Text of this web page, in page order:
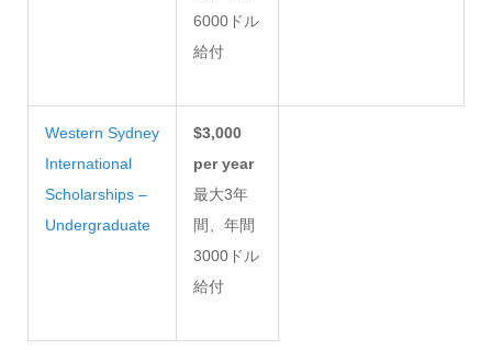
6000ドル
給付
Western Sydney
International
Scholarships –
Undergraduate
$3,000
per year
最大3年
間、年間
3000ドル
給付